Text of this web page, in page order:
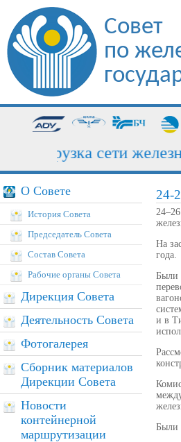
Совет
по
Погрузка сети
О Совете
История Совета
Председатель Совета
Состав Совета
Рабочие органы Совета
Дирекция Совета
Деятельность Совета
Фотогалерея
Сборник материалов
Дирекции Совета
Новости
контейнерной
маршрутизации
24-
На
года.
Были
и в
Были